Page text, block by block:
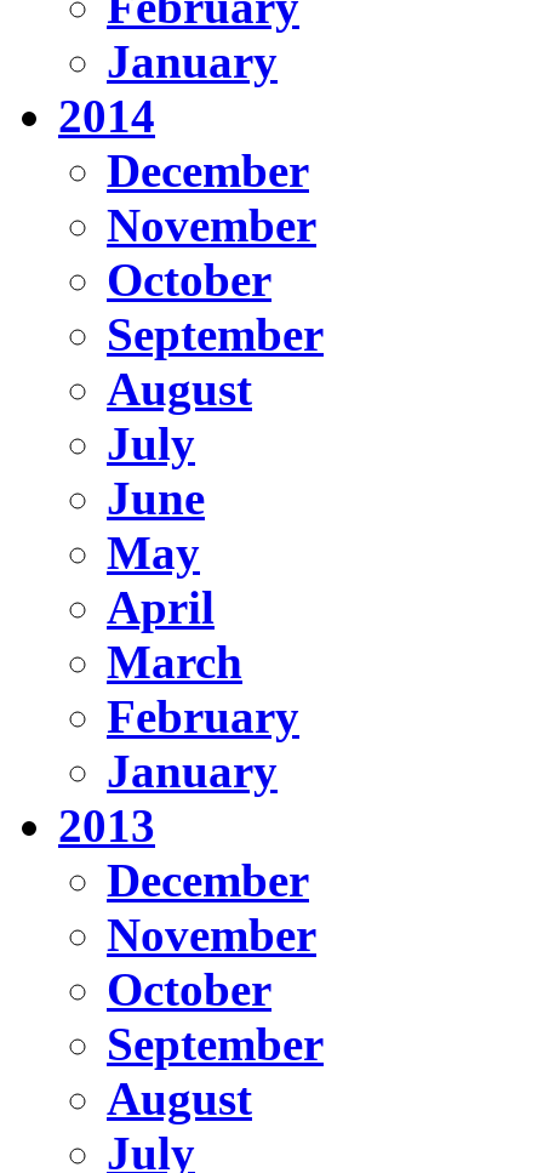
January
2014
December
November
October
September
August
July
June
May
April
March
February
January
2013
December
November
October
September
August
July